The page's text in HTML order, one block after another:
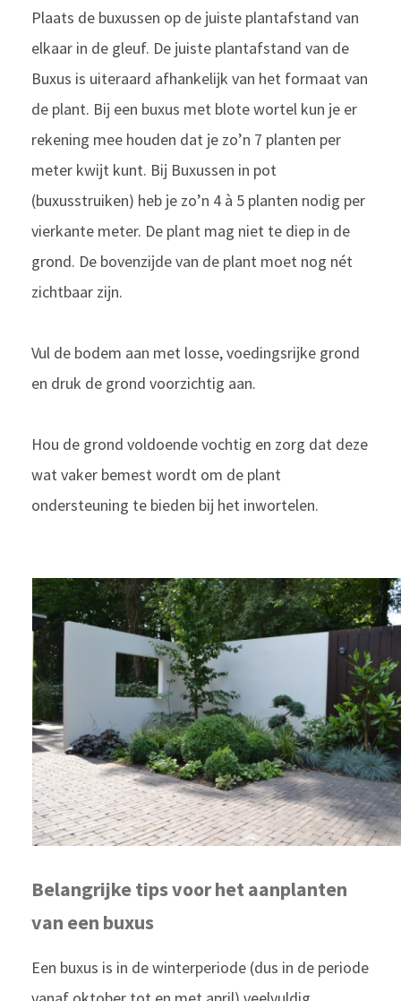
Plaats de buxussen op de juiste plantafstand van
elkaar in de gleuf. De juiste plantafstand van de
Buxus is uiteraard afhankelijk van het formaat van
de plant. Bij een buxus met blote wortel kun je er
rekening mee houden dat je zo’n 7 planten per
meter kwijt kunt. Bij Buxussen in pot
(buxusstruiken) heb je zo’n 4 à 5 planten nodig per
vierkante meter. De plant mag niet te diep in de
grond. De bovenzijde van de plant moet nog nét
zichtbaar zijn.
Vul de bodem aan met losse, voedingsrijke grond
en druk de grond voorzichtig aan.
Hou de grond voldoende vochtig en zorg dat deze
wat vaker bemest wordt om de plant
ondersteuning te bieden bij het inwortelen.
Belangrijke tips voor het aanplanten
van een buxus
Een buxus is in de winterperiode (dus in de periode